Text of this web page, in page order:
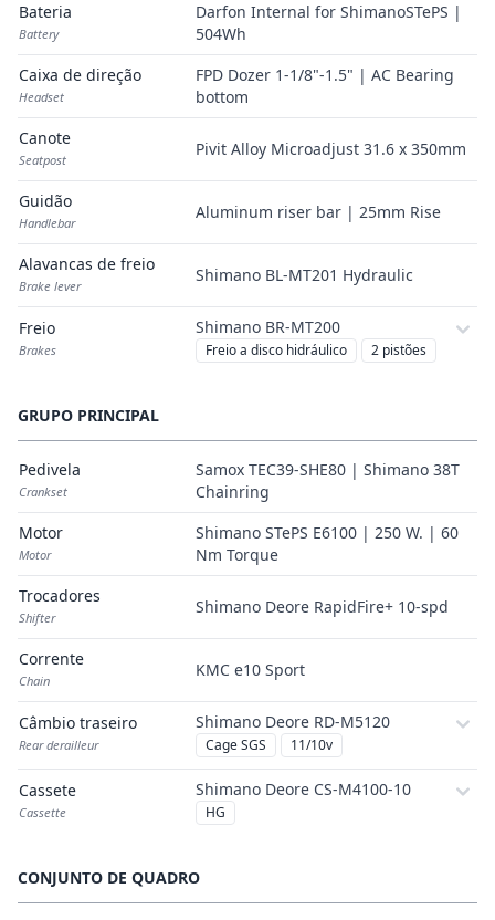
Bateria
Battery
Darfon Internal for ShimanoSTePS |
504Wh
Caixa de direção
Headset
FPD Dozer 1-1/8"-1.5" | AC Bearing
bottom
Canote
Seatpost
Pivit Alloy Microadjust 31.6 x 350mm
Guidão
Handlebar
Aluminum riser bar | 25mm Rise
Alavancas de freio
Brake lever
Shimano BL-MT201 Hydraulic
Freio
Brakes
Shimano BR-MT200
Freio a disco hidráulico 2 pistões
GRUPO PRINCIPAL
Pedivela
Crankset
Samox TEC39-SHE80 | Shimano 38T
Chainring
Motor
Motor
Shimano STePS E6100 | 250 W. | 60
Nm Torque
Trocadores
Shifter
Shimano Deore RapidFire+ 10-spd
Corrente
Chain
KMC e10 Sport
Câmbio traseiro
Rear derailleur
Shimano Deore RD-M5120
Cage SGS 11/10v
Cassete
Cassette
Shimano Deore CS-M4100-10
HG
CONJUNTO DE QUADRO